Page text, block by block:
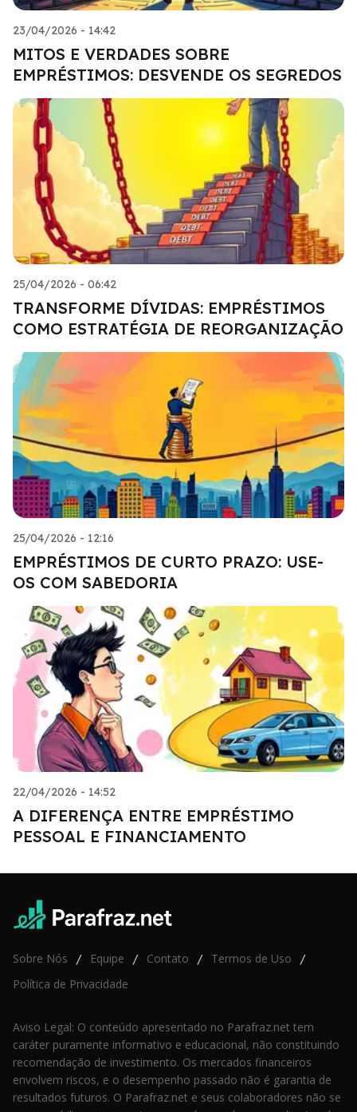
23/04/2026 - 14:42
MITOS E VERDADES SOBRE
EMPRÉSTIMOS: DESVENDE OS SEGREDOS
25/04/2026 - 06:42
TRANSFORME DÍVIDAS: EMPRÉSTIMOS
COMO ESTRATÉGIA DE REORGANIZAÇÃO
25/04/2026 - 12:16
EMPRÉSTIMOS DE CURTO PRAZO: USE-
OS COM SABEDORIA
22/04/2026 - 14:52
A DIFERENÇA ENTRE EMPRÉSTIMO
PESSOAL E FINANCIAMENTO
Sobre Nós / Equipe / Contato / Termos de Uso /
Política de Privacidade
Aviso Legal: O conteúdo apresentado no Parafraz.net tem
caráter puramente informativo e educacional, não constituindo
recomendação de investimento. Os mercados financeiros
envolvem riscos, e o desempenho passado não é garantia de
resultados futuros. O Parafraz.net e seus colaboradores não se